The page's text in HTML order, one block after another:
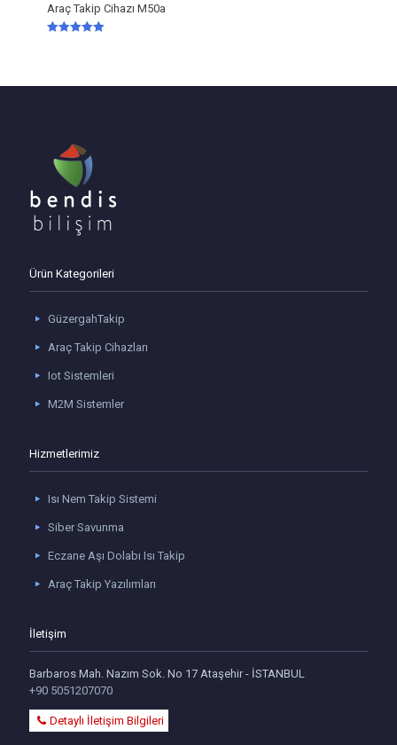
Araç Takip Cihazı M50a
Ürün Kategorileri
GüzergahTakip
Araç Takip Cihazları
Iot Sistemleri
M2M Sistemler
Hizmetlerimiz
Isı Nem Takip Sistemi
Siber Savunma
Eczane Aşı Dolabı Isı Takip
Araç Takip Yazılımları
İletişim
Barbaros Mah. Nazım Sok. No 17 Ataşehir - İSTANBUL
+90 5051207070
Detaylı İletişim Bilgileri